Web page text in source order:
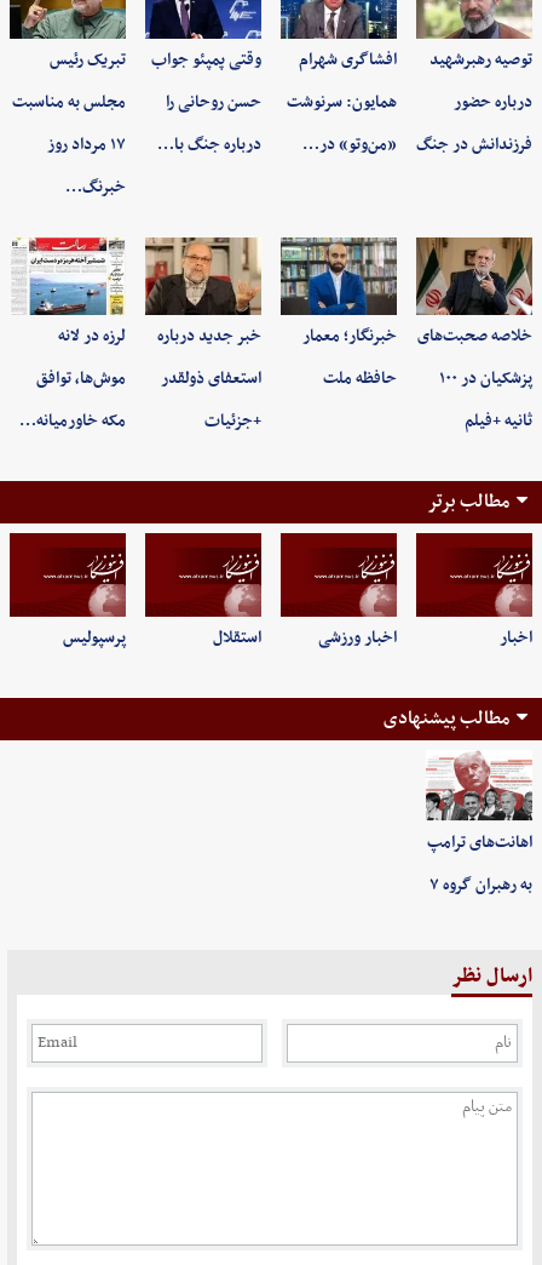
توصیه رهبرشهید
درباره حضور
فرزندانش در جنگ
افشاگری شهرام
همایون: سرنوشت
«من‌وتو» در…
وقتی پمپئو جواب
حسن روحانی را
درباره جنگ با…
تبریک رئیس
مجلس به مناسبت
۱۷ مرداد روز
خبرنگ…
خلاصه صحبت‌های
پزشکیان در ۱۰۰
ثانیه +فیلم
خبرنگار؛ معمار
حافظه ملت
خبر جدید درباره
استعفای ذولقدر
+جزئیات
لرزه در لانه
موش‌ها، توافق
مکه خاورمیانه…
مطالب برتر
اخبار اخبار ورزشی استقلال پرسپولیس
مطالب پیشنهادی
اهانت‌های ترامپ
به رهبران گروه ۷
ارسال نظر